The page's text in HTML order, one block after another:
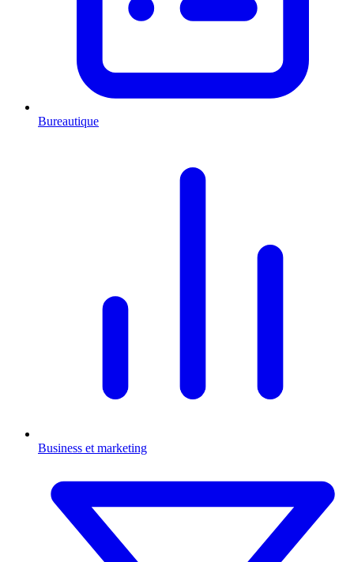
Bureautique
Business et marketing